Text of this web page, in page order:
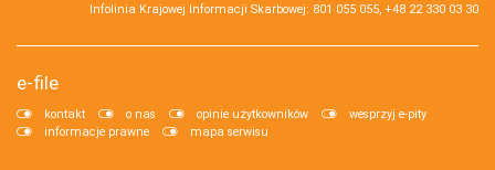
Infolinia Krajowej Informacji Skarbowej: 801 055 055, +48 22 330 03 30
e-file
kontakt o nas opinie użytkowników
wesprzyj e-pity
informacje prawne
mapa serwisu